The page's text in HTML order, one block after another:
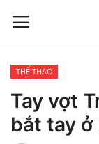
Trang chủ
Liên hệ
THỂ THAO
Tay vợt
bắt tay ở